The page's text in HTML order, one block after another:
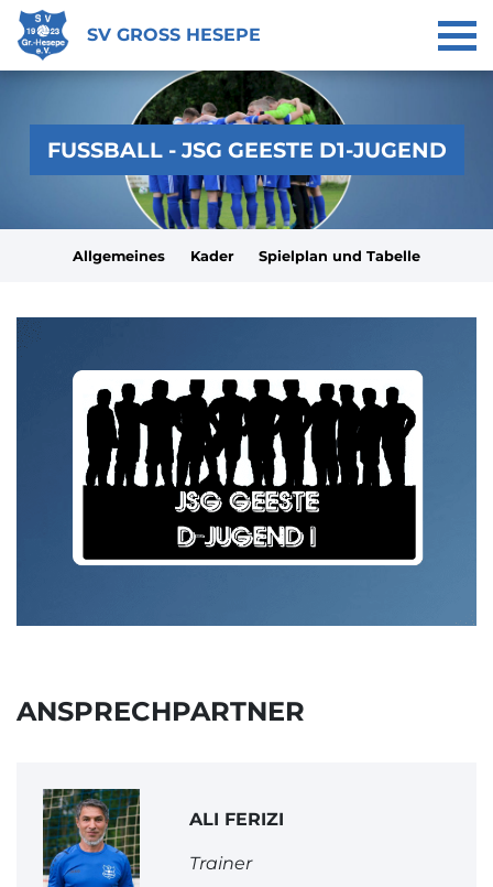
SV GROSS HESEPE
FUSSBALL - JSG GEESTE D1-JUGEND
Allgemeines Kader Spielplan und Tabelle
ANSPRECHPARTNER
ALI FERIZI
Trainer